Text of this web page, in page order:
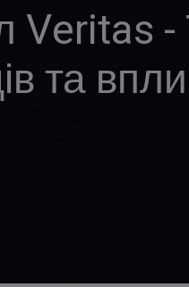
Veritas
та